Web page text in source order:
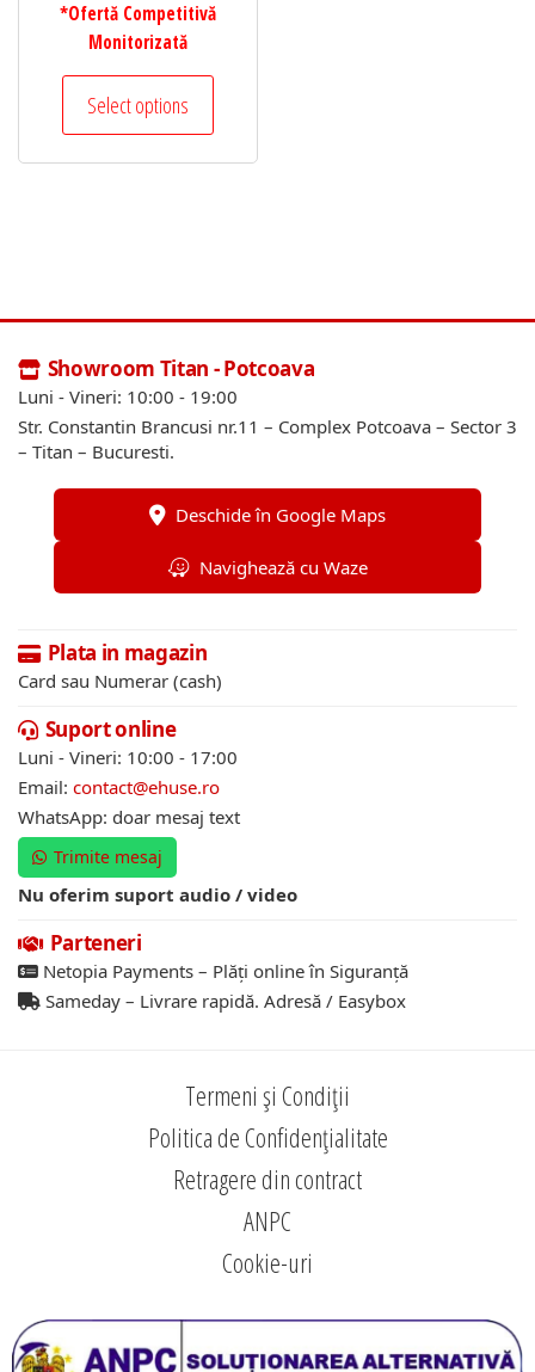
*Ofertă Competitivă
Monitorizată
Select options
Showroom Titan - Potcoava
Luni - Vineri: 10:00 - 19:00
Str. Constantin Brancusi nr.11 – Complex Potcoava – Sector 3
– Titan – Bucuresti.
Deschide în Google Maps
Navighează cu Waze
Plata in magazin
Card sau Numerar (cash)
Suport online
Luni - Vineri: 10:00 - 17:00
Email: contact@ehuse.ro
WhatsApp: doar mesaj text
Trimite mesaj
Nu oferim suport audio / video
Parteneri
Netopia Payments – Plăți online în Siguranță
Sameday – Livrare rapidă. Adresă / Easybox
Termeni și Condiții
Politica de Confidențialitate
Retragere din contract
ANPC
Cookie-uri